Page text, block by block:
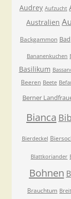
Audrey Aufzucht
Australien
Backgammon Bad
Bananenkuchen
Basilikum
Beeren Beete
Berner
Bianca
Bierdeckel
Blattkoriander
Bohnen
Brauchtum